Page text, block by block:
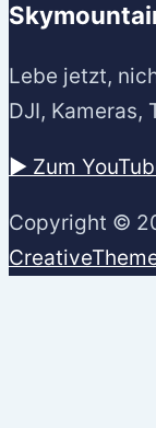
Lebe jetzt,
DJI, Kameras,
▶️ Zum
Copyright ©